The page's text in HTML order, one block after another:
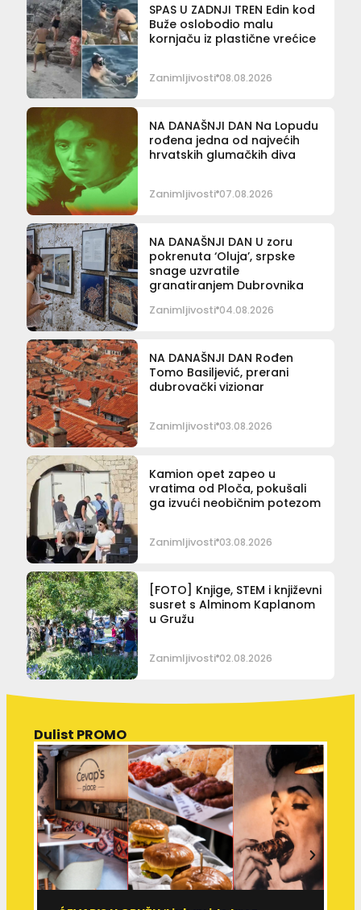
SPAS U ZADNJI TREN Edin kod
Buže oslobodio malu
kornjaču iz plastične vrećice
Zanimljivosti 08.08.2026
NA DANAŠNJI DAN Na Lopudu
rođena jedna od najvećih
hrvatskih glumačkih diva
Zanimljivosti 07.08.2026
NA DANAŠNJI DAN U zoru
pokrenuta ‘Oluja’, srpske
snage uzvratile
granatiranjem Dubrovnika
Zanimljivosti 04.08.2026
NA DANAŠNJI DAN Rođen
Tomo Basiljević, prerani
dubrovački vizionar
Zanimljivosti 03.08.2026
Kamion opet zapeo u
vratima od Ploča, pokušali
ga izvući neobičnim potezom
Zanimljivosti 03.08.2026
[FOTO] Knjige, STEM i književni
susret s Alminom Kaplanom
u Gružu
Zanimljivosti 02.08.2026
Dulist PROMO